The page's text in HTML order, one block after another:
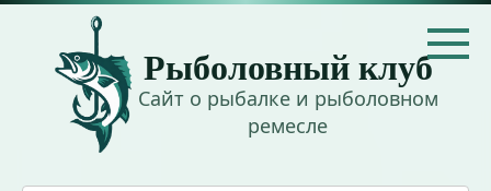
Перейти
контенту
Рыболовный клуб
Сайт о рыбалке и рыболовном
ремесле